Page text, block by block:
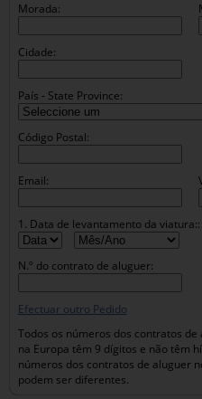
Morada:
Cidade:
País - State Province:
Código Postal:
Email:
1. Data de levantamento da viatura::
N.º do contrato de aluguer:
Efectuar outro Pedido
Todos os números dos contratos de
na Europa têm 9 dígitos e não têm
números dos contratos de aluguer
podem ser diferentes.